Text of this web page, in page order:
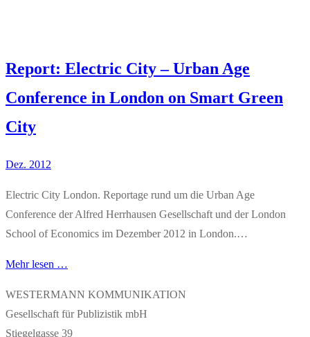
Report: Electric City – Urban Age
Conference in London on Smart Green
City
Dez. 2012
Electric City London. Reportage rund um die Urban Age
Conference der Alfred Herrhausen Gesellschaft und der London
School of Economics im Dezember 2012 in London.…
Mehr lesen …
WESTERMANN KOMMUNIKATION
Gesellschaft für Publizistik mbH
Stiegelgasse 39